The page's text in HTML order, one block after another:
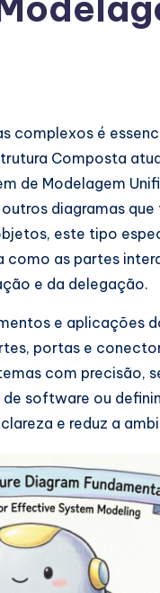
complexos é
Composta
de Modelagem
diagramas
este tipo
como as partes
e da delegação.
e aplicações
portas e
com precisão,
software ou
e reduz a